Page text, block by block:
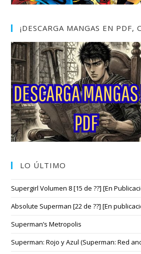
¡DESCARGA MANGAS EN PDF,
LO ÚLTIMO
Supergirl Volumen 8 [15 de ??] [En
Absolute Superman [22 de ??] [En
Superman’s Metropolis
Superman: Rojo y Azul (Superman: Red